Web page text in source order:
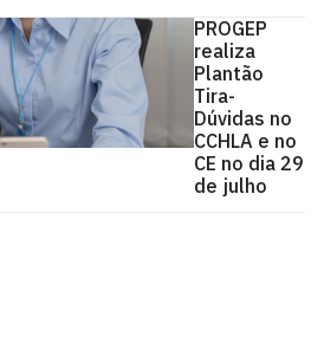
PROGEP
realiza
Plantão
Tira-
Dúvidas no
CCHLA e no
CE no dia 29
de julho